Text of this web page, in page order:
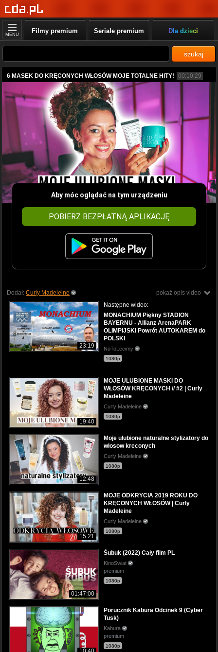
MENU Filmy premium Seriale premium Dla dzieci
szukaj
6 MASEK DO KRĘCONYCH WŁOSÓW MOJE TOTALNE HITY! 00:10:29
Aby móc oglądać na tym urządzeniu
POBIERZ BEZPŁATNĄ APLIKACJĘ
pokaż opis video
Dodał: Curly Madeleine
23:19
Następne wideo:
MONACHIUM Piękny STADION
BAYERNU - Allianz ArenaPARK
OLIMPIJSKI Powrót AUTOKAREM do
POLSKI
NoToLecimy
1080p
19:40
MOJE ULUBIONE MASKI DO
WŁOSÓW KRĘCONYCH // #2 | Curly
Madeleine
Curly Madeleine
1080p
12:48
Moje ulubione naturalne stylizatory do
włosow kreconych
Curly Madeleine
1080p
15:21
MOJE ODKRYCIA 2019 ROKU DO
KRĘCONYCH WŁOSÓW | Curly
Madeleine
Curly Madeleine
1080p
01:47:00
Śubuk (2022) Cały film PL
KinoSwiat
premium
1080p
Porucznik Kabura Odcinek 9 (Cyber
Tusk)
Kabura
premium
1080p